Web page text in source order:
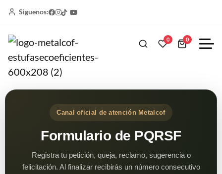
Siguenos:
0 0
Canal oficial de atención Metalcof
Formulario de PQRSF
Registra tu petición, queja, reclamo, sugerencia o
felicitación. Al finalizar recibirás un número consecutivo